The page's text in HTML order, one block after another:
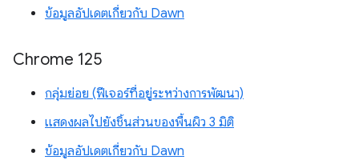
ข้อมูลอัปเดตเกี่ยวกับ Dawn
Chrome 125
กลุ่มย่อย (ฟีเจอร์ที่อยู่ระหว่างการพัฒนา)
แสดงผลไปยังชิ้นส่วนของพื้นผิว 3 มิติ
ข้อมูลอัปเดตเกี่ยวกับ Dawn